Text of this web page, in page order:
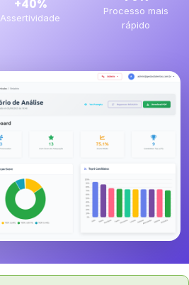
+40%
Assertividade
Processo mais
rápido